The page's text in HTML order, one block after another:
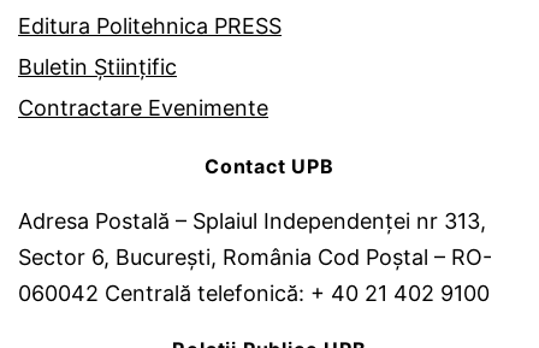
Editura Politehnica PRESS
Buletin Științific
Contractare Evenimente
Contact UPB
Adresa Postală – Splaiul Independenței nr 313,
Sector 6, București, România Cod Poștal – RO-
060042 Centrală telefonică: + 40 21 402 9100